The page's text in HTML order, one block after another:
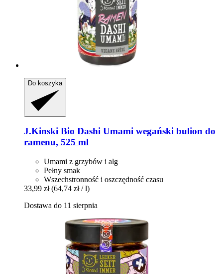
Do koszyka
J.Kinski Bio Dashi Umami wegański bulion do
ramenu, 525 ml
Umami z grzybów i alg
Pełny smak
Wszechstronność i oszczędność czasu
33,99 zł (64,74 zł / l)
Dostawa do 11 sierpnia